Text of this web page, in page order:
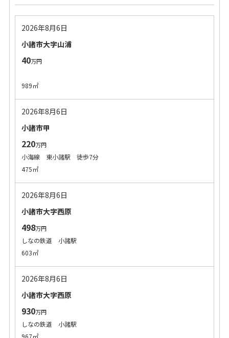
2026年8月6日
小諸市大字山浦
40万円
989㎡
2026年8月6日
小諸市甲
220万円
小海線 東小諸駅 徒歩7分
475㎡
2026年8月6日
小諸市大字西原
498万円
しなの鉄道 小諸駅
603㎡
2026年8月6日
小諸市大字西原
930万円
しなの鉄道 小諸駅
967㎡